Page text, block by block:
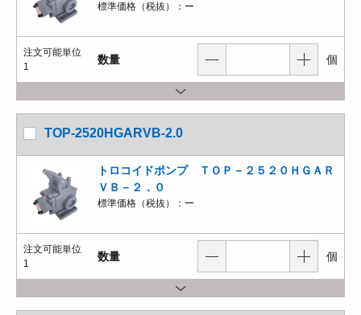
標準価格（税抜）： ー
注文可能単位
1
数量 個
TOP-2520HGARVB-2.0
トロコイドポンプ ＴＯＰ－２５２０ＨＧＡＲ
ＶＢ－２．０
標準価格（税抜）： ー
注文可能単位
1
数量 個